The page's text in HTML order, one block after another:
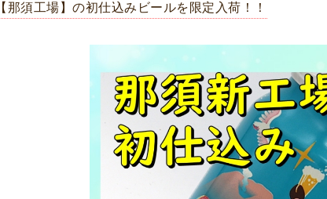
【那須工場】の初仕込みビールを限定入荷！！